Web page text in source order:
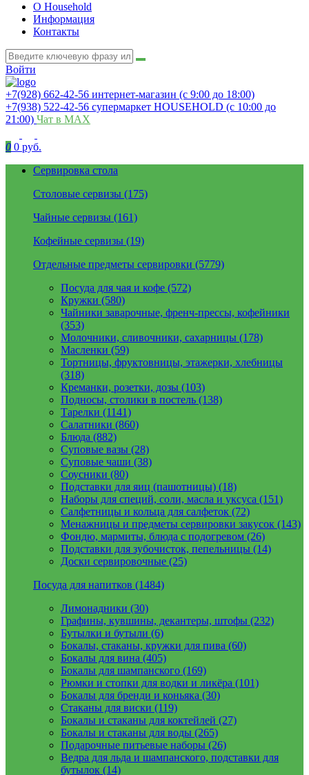
О Household
Информация
Контакты
Войти
+7(928) 662-42-56 интернет-магазин (с 9:00 до 18:00)
+7(938) 522-42-56 супермаркет HOUSEHOLD (с 10:00 до
21:00) Чат в MAX
0 0 руб.
Сервировка стола
Столовые сервизы (175)
Чайные сервизы (161)
Кофейные сервизы (19)
Отдельные предметы сервировки (5779)
Посуда для чая и кофе (572)
Кружки (580)
Чайники заварочные, френч-прессы, кофейники
(353)
Молочники, сливочники, сахарницы (178)
Масленки (59)
Тортницы, фруктовницы, этажерки, хлебницы
(318)
Креманки, розетки, дозы (103)
Подносы, столики в постель (138)
Тарелки (1141)
Салатники (860)
Блюда (882)
Суповые вазы (28)
Суповые чаши (38)
Соусники (80)
Подставки для яиц (пашотницы) (18)
Наборы для специй, соли, масла и уксуса (151)
Салфетницы и кольца для салфеток (72)
Менажницы и предметы сервировки закусок (143)
Фондю, мармиты, блюда с подогревом (26)
Подставки для зубочисток, пепельницы (14)
Доски сервировочные (25)
Посуда для напитков (1484)
Лимонадники (30)
Графины, кувшины, декантеры, штофы (232)
Бутылки и бутыли (6)
Бокалы, стаканы, кружки для пива (60)
Бокалы для вина (405)
Бокалы для шампанского (169)
Рюмки и стопки для водки и ликёра (101)
Бокалы для бренди и коньяка (30)
Стаканы для виски (119)
Бокалы и стаканы для коктейлей (27)
Бокалы и стаканы для воды (265)
Подарочные питьевые наборы (26)
Ведра для льда и шампанского, подставки для
бутылок (14)